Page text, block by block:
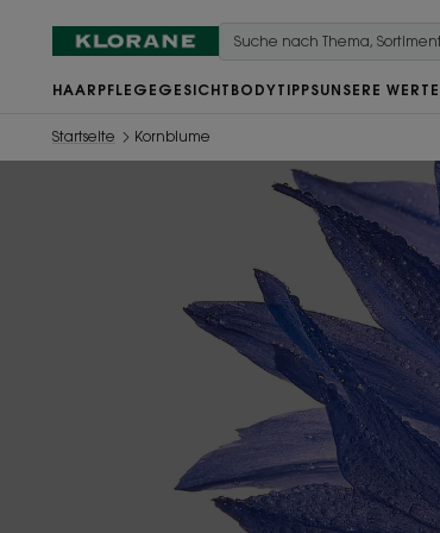
HAARPFLEGE GESICHT BODYTIPPSUNSERE WERTE
Startseite Kornblume